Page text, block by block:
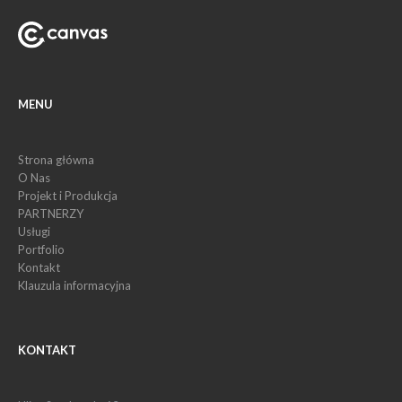
MENU
Strona główna
O Nas
Projekt i Produkcja
PARTNERZY
Usługi
Portfolio
Kontakt
Klauzula informacyjna
KONTAKT